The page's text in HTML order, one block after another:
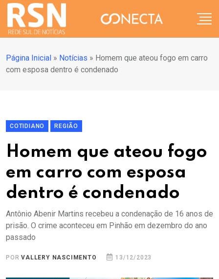
Página Inicial » Notícias » Homem que ateou fogo em carro
com esposa dentro é condenado
COTIDIANO REGIÃO
Homem que ateou fogo
em carro com esposa
dentro é condenado
Antônio Abenir Martins recebeu a condenação de 16 anos de
prisão. O crime aconteceu em Pinhão em dezembro do ano
passado
PORVALLERY NASCIMENTO 13/12/2023